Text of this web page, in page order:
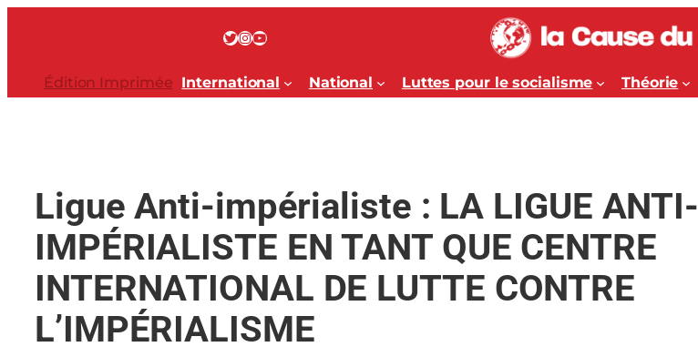
Twitter InstagramYouTube
Édition Imprimée International National Luttes pour le socialisme Théorie
Ligue Anti-impérialiste : LA LIGUE ANTI-
IMPÉRIALISTE EN TANT QUE CENTRE
INTERNATIONAL DE LUTTE CONTRE
L’IMPÉRIALISME